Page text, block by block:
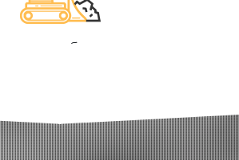
необходимых работ